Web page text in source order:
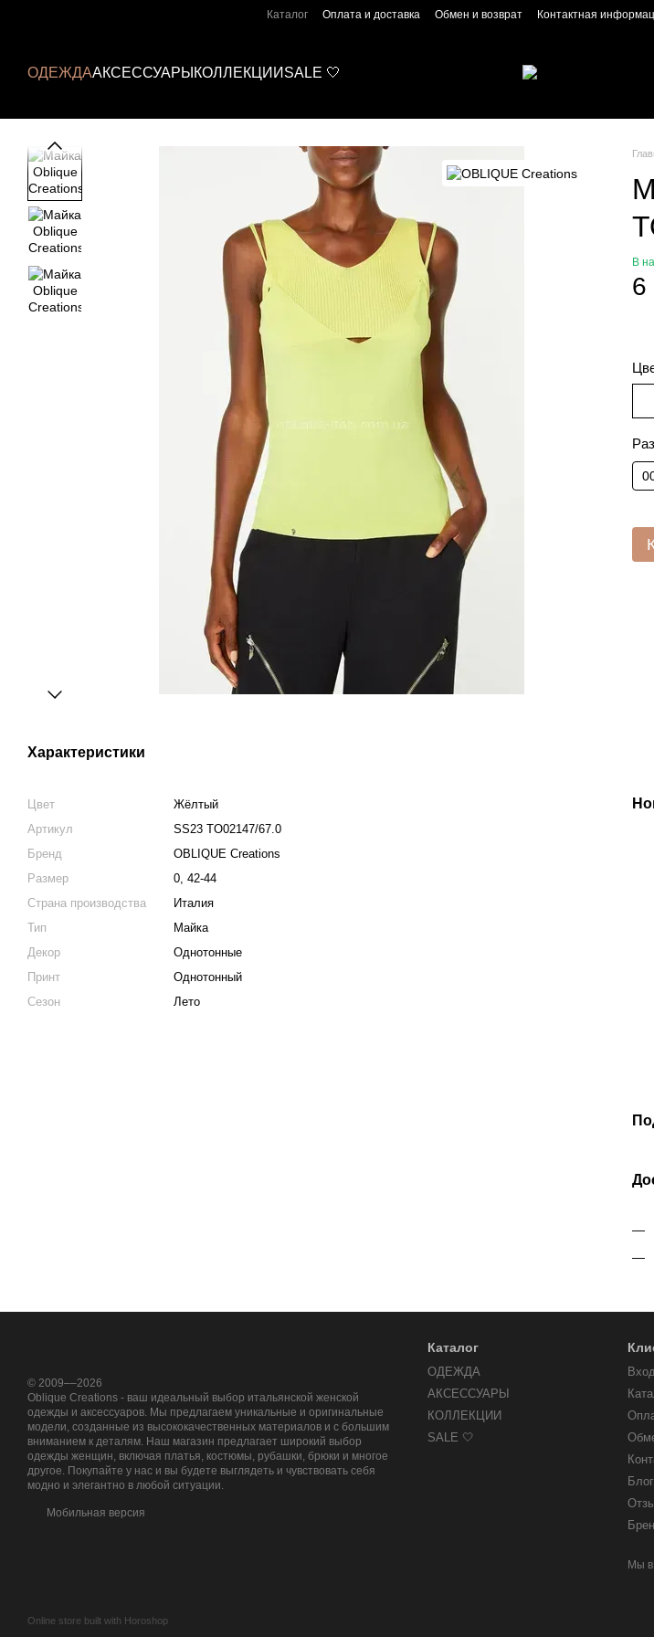
Каталог Оплата и доставка Обмен и возврат Контактная
ОДЕЖДААКСЕССУАРЫ КОЛЛЕКЦИИ SALE 🤍
Характеристики
Цвет
Жёлтый
Артикул
SS23 TO02147/67.0
Бренд
OBLIQUE Creations
Размер
0, 42-44
Страна производства
Италия
Тип
Майка
Декор
Однотонные
Принт
Однотонный
Сезон
Лето
В
6
© 2009––2026
Oblique Creations - ваш идеальный выбор итальянской женской
одежды и аксессуаров. Мы предлагаем уникальные и оригинальные
модели, созданные из высококачественных материалов и с большим
вниманием к деталям. Наш магазин предлагает широкий выбор
одежды женщин, включая платья, костюмы, рубашки, брюки и многое
другое. Покупайте у нас и вы будете выглядеть и чувствовать себя
модно и элегантно в любой ситуации.
Мобильная версия
Online store built with Horoshop
Каталог
ОДЕЖДА
АКСЕССУАРЫ
КОЛЛЕКЦИИ
SALE 🤍
Блог
Мы в